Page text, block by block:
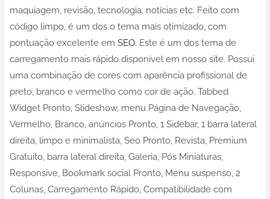
maquiagem, revisão, tecnologia, notícias etc. Feito com
código limpo, é um dos o tema mais otimizado, com
pontuação excelente em SEO. Este é um dos tema de
carregamento mais rápido disponível em nosso site. Possui
uma combinação de cores com aparência profissional de
preto, branco e vermelho como cor de ação. Tabbed
Widget Pronto, Slideshow, menu Página de Navegação,
Vermelho, Branco, anúncios Pronto, 1 Sidebar, 1 barra lateral
direita, limpo e minimalista, Seo Pronto, Revista, Premium
Gratuito, barra lateral direita, Galeria, Pós Miniaturas,
Responsive, Bookmark social Pronto, Menu suspenso, 2
Colunas, Carregamento Rápido, Compatibilidade com